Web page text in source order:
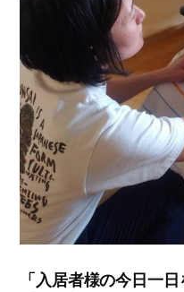
「入居者様の今日一